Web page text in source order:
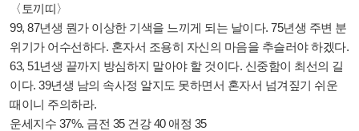
〈토끼띠〉
99, 87년생 뭔가 이상한 기색을 느끼게 되는 날이다. 75년생 주변 분
위기가 어수선하다. 혼자서 조용히 자신의 마음을 추슬러야 하겠다.
63, 51년생 끝까지 방심하지 말아야 할 것이다. 신중함이 최선의 길
이다. 39년생 남의 속사정 알지도 못하면서 혼자서 넘겨짚기 쉬운
때이니 주의하라.
운세지수 37%. 금전 35 건강 40 애정 35